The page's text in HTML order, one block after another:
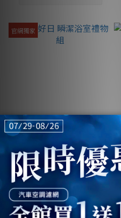
官網獨家
綠綠好日 瞬潔浴室禮物
組
NT$1,750
NT$2,547